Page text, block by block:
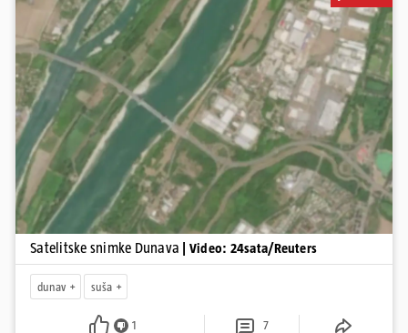
toka, od Njemačke i Austrije, preko Slovačke, Hrvatske i Srbije, do
Rumunjske i Bugarske. Snimke je tijekom ljeta 2025. i 2026.
zabilježio satelit Sentinel-2 u sklopu programa Europske unije
Copernicus.
Pokretanje videa...
Satelitske snimke Dunava | Video: 24sata/Reuters
dunav suša
1 7